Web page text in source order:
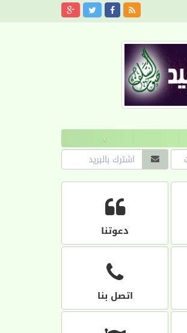
›
دعوتنا
اتصل بنا